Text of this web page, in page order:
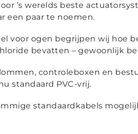
’s werelds beste
een paar te noemen.
voor ogen begrijpen wij hoe
bevatten – gewoonlijk
controleboxen en
standaard PVC-vrij.
standaardkabels